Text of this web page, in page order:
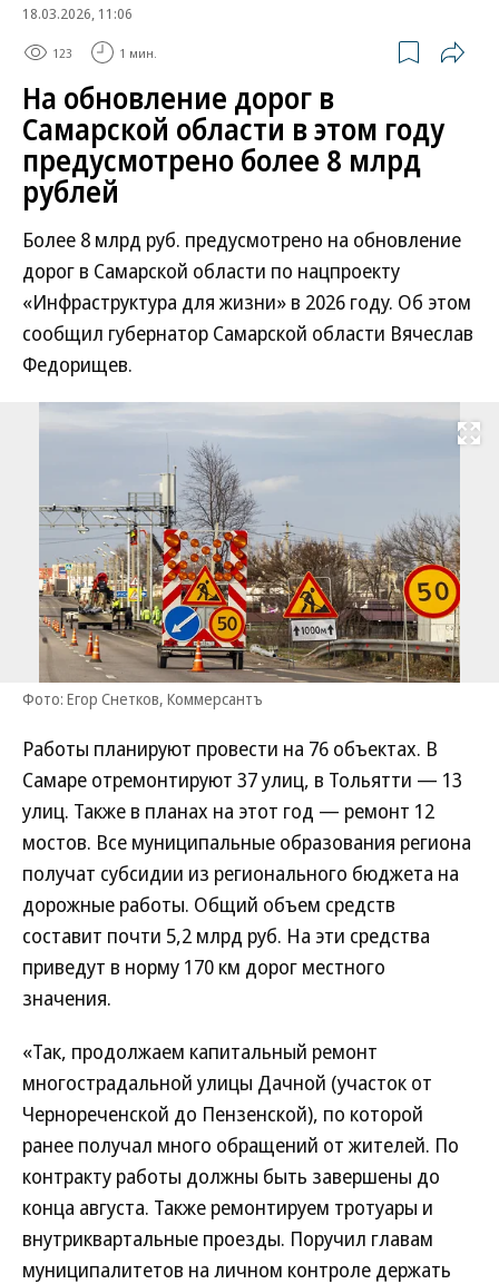
18.03.2026, 11:06
123 1 мин.
На обновление дорог в
Самарской области в этом году
предусмотрено более 8 млрд
рублей
Более 8 млрд руб. предусмотрено на обновление
дорог в Самарской области по нацпроекту
«Инфраструктура для жизни» в 2026 году. Об этом
сообщил губернатор Самарской области Вячеслав
Федорищев.
Развернуть
Фото: Егор Снетков, Коммерсантъ
Работы планируют провести на 76 объектах. В
Самаре отремонтируют 37 улиц, в Тольятти — 13
улиц. Также в планах на этот год — ремонт 12
мостов. Все муниципальные образования региона
получат субсидии из регионального бюджета на
дорожные работы. Общий объем средств
составит почти 5,2 млрд руб. На эти средства
приведут в норму 170 км дорог местного
значения.
«Так, продолжаем капитальный ремонт
многострадальной улицы Дачной (участок от
Чернореченской до Пензенской), по которой
ранее получал много обращений от жителей. По
контракту работы должны быть завершены до
конца августа. Также ремонтируем тротуары и
внутриквартальные проезды. Поручил главам
муниципалитетов на личном контроле держать